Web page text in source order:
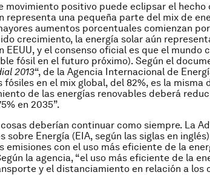
movimiento positivo puede eclipsar el hecho
representa una pequeña parte del mix de
aumentos porcentuales comienzan
crecimiento, la energía solar aún
EEUU, y el consenso oficial es que el mundo
fósil en el futuro próximo). Según el
2013“, de la Agencia Internacional de
en el mix global, del 82%, es la misma
de las energías renovables deberá
en 2035”.
cosas deberían continuar como siempre. La
sobre Energía (EIA, según las siglas en
emisiones con el uso más eficiente de la
la agencia, “el uso más eficiente de la
y el distanciamiento en relación a los